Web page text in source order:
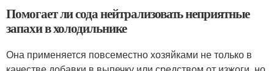
Помогает ли сода нейтрализовать неприятные
запахи в холодильнике
Она применяется повсеместно хозяйками не только в